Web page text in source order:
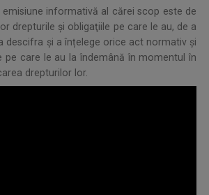
emisiune informativă al cărei scop este de
drepturile şi obligaţiile pe care le au, de a
descifra și a înțelege orice act normativ şi
pe care le au la îndemână în momentul în
drepturilor lor.